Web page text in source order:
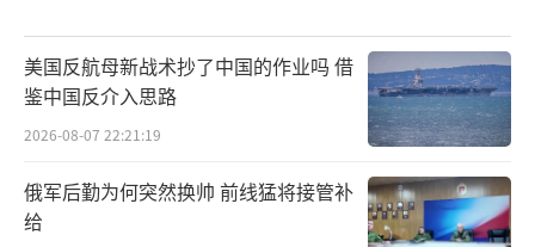
美国反航母新战术抄了中国的作业吗 借
鉴中国反介入思路
2026-08-07 22:21:19
俄军后勤为何突然换帅 前线猛将接管补
给